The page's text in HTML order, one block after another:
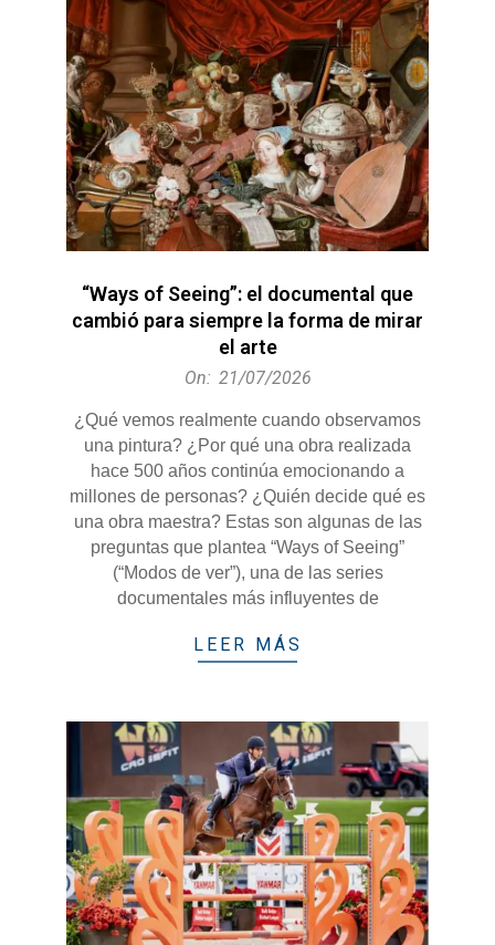
“Ways of Seeing”: el documental que
cambió para siempre la forma de mirar
el arte
21
On: 21/07/2026
¿Qué vemos realmente cuando observamos
una pintura? ¿Por qué una obra realizada
hace 500 años continúa emocionando a
millones de personas? ¿Quién decide qué es
una obra maestra? Estas son algunas de las
preguntas que plantea “Ways of Seeing”
(“Modos de ver”), una de las series
documentales más influyentes de
LEER MÁS